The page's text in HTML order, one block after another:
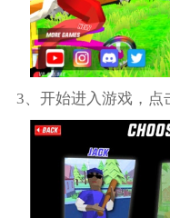
3、开始进入游戏，点